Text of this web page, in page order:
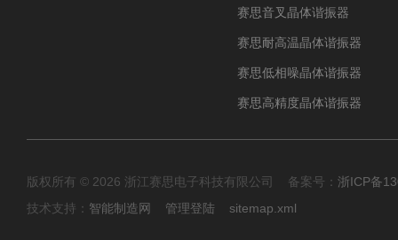
赛思音叉晶体谐振器
赛思耐高温晶体谐振器
赛思低相噪晶体谐振器
赛思高精度晶体谐振器
版权所有 © 2026 浙江赛思电子科技有限公司 备案号： 浙ICP备
技术支持： 智能制造网 管理登陆 sitemap.xml